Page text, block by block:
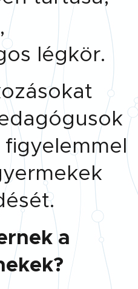
légkör.
a